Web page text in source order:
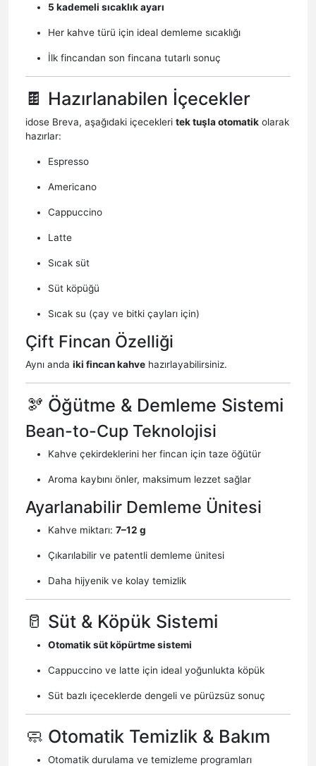
5 kademeli sıcaklık ayarı
Her kahve türü için ideal demleme sıcaklığı
İlk fincandan son fincana tutarlı sonuç
🍫 Hazırlanabilen İçecekler
idose Breva, aşağıdaki içecekleri tek tuşla otomatik olarak
hazırlar:
Espresso
Americano
Cappuccino
Latte
Sıcak süt
Süt köpüğü
Sıcak su (çay ve bitki çayları için)
Çift Fincan Özelliği
Aynı anda iki fincan kahve hazırlayabilirsiniz.
🫘 Öğütme & Demleme Sistemi
Bean-to-Cup Teknolojisi
Kahve çekirdeklerini her fincan için taze öğütür
Aroma kaybını önler, maksimum lezzet sağlar
Ayarlanabilir Demleme Ünitesi
Kahve miktarı: 7–12 g
Çıkarılabilir ve patentli demleme ünitesi
Daha hijyenik ve kolay temizlik
🥛 Süt & Köpük Sistemi
Otomatik süt köpürtme sistemi
Cappuccino ve latte için ideal yoğunlukta köpük
Süt bazlı içeceklerde dengeli ve pürüzsüz sonuç
🧼 Otomatik Temizlik & Bakım
Otomatik durulama ve temizleme programları